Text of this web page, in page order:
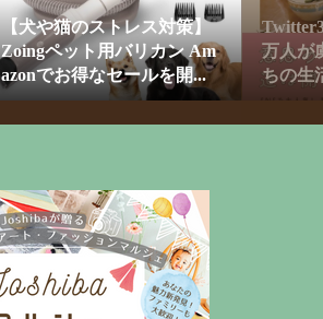
【犬や猫のストレス対策】
Zoingペット用バリカン Am
azonでお得なセールを開...
万人が
ちの生